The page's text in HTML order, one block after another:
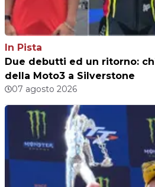
In Pista
Due debutti ed un ritorno:
della Moto3 a Silverstone
07 agosto 2026